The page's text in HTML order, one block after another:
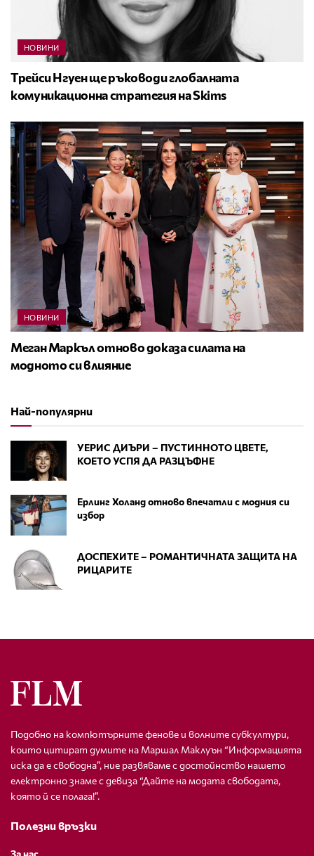
НОВИНИ
Трейси Нгуен ще ръководи глобалната
комуникационна стратегия на Skims
НОВИНИ
Меган Маркъл отново доказа силата на
модното си влияние
Най-популярни
УЕРИС ДИЪРИ – ПУСТИННОТО ЦВЕТЕ,
КОЕТО УСПЯ ДА РАЗЦЪФНЕ
Ерлинг Холанд отново впечатли с модния си
избор
ДОСПЕХИТЕ – РОМАНТИЧНАТА ЗАЩИТА НА
РИЦАРИТЕ
Подобно на компютърните фенове и волните субкултури,
които цитират думите на Маршал Маклуън “Информацията
иска да е свободна”, ние развяваме с достойнство нашето
електронно знаме с девиза “Дайте на модата свободата,
която й се полага!”.
Полезни връзки
За нас